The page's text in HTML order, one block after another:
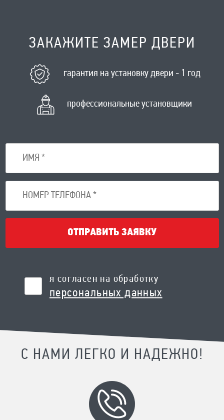
ЗАКАЖИТЕ ЗАМЕР ДВЕРИ
гарантия на установку двери - 1 год
профессиональные установщики
ОТПРАВИТЬ ЗАЯВКУ
я согласен на обработку
персональных данных
С НАМИ ЛЕГКО И НАДЕЖНО!